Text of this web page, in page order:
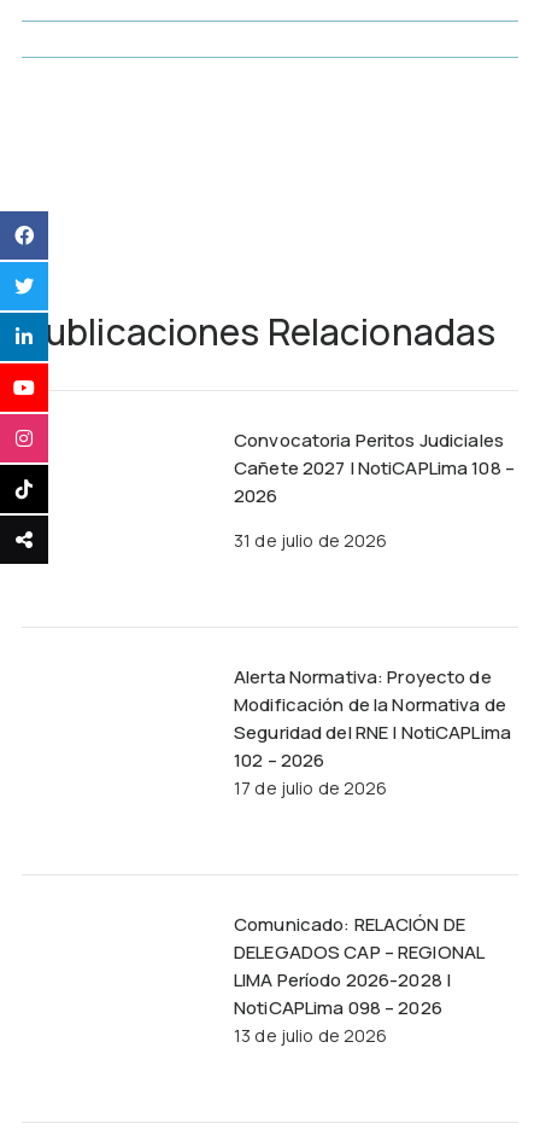
Publicaciones Relacionadas
Convocatoria Peritos Judiciales
Cañete 2027 | NotiCAPLima 108 –
2026
31 de julio de 2026
Alerta Normativa: Proyecto de
Modificación de la Normativa de
Seguridad del RNE | NotiCAPLima
102 – 2026
17 de julio de 2026
Comunicado: RELACIÓN DE
DELEGADOS CAP – REGIONAL
LIMA Período 2026-2028 |
NotiCAPLima 098 – 2026
13 de julio de 2026